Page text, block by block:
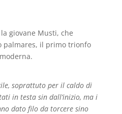
giovane Musti, che
palmares, il primo trionfo
soprattuto per il caldo di
in testa sin dall’inizio, ma i
dato filo da torcere sino